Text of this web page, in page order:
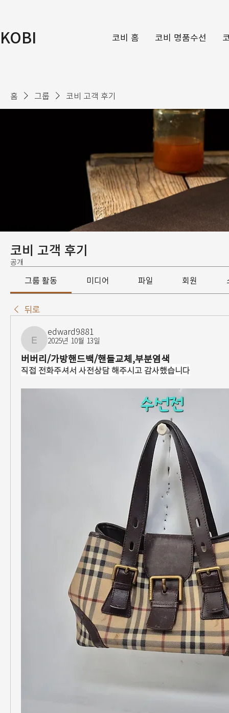
KOBI 코비 홈 코비 명품수선
홈 그룹 코비 고객 후기
코비 고객 후기
공개
그룹 활동 미디어 파일 회원
뒤로
edward9881
edward9881
2025년 10월 13일
버버리/가방핸드백/핸들교체,부분염색
직접 전화주셔서 사전상담 해주시고 감사했습니다